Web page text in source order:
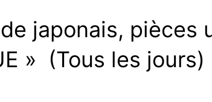
japonais,
» (Tous les jours)